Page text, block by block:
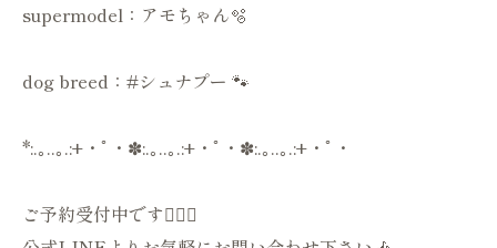
supermodel：アモちゃん🫧
dog breed：#シュナプー 🐾
*:.｡..｡.:+・ﾟ・✽:.｡..｡.:+・ﾟ・✽:.｡..｡.:+・ﾟ・
ご予約受付中です💁🏻‍♀️